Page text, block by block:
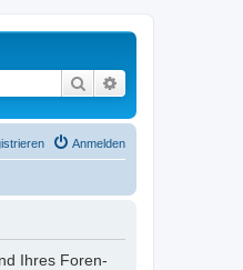
Suche
Anmelden
Ihres Foren-